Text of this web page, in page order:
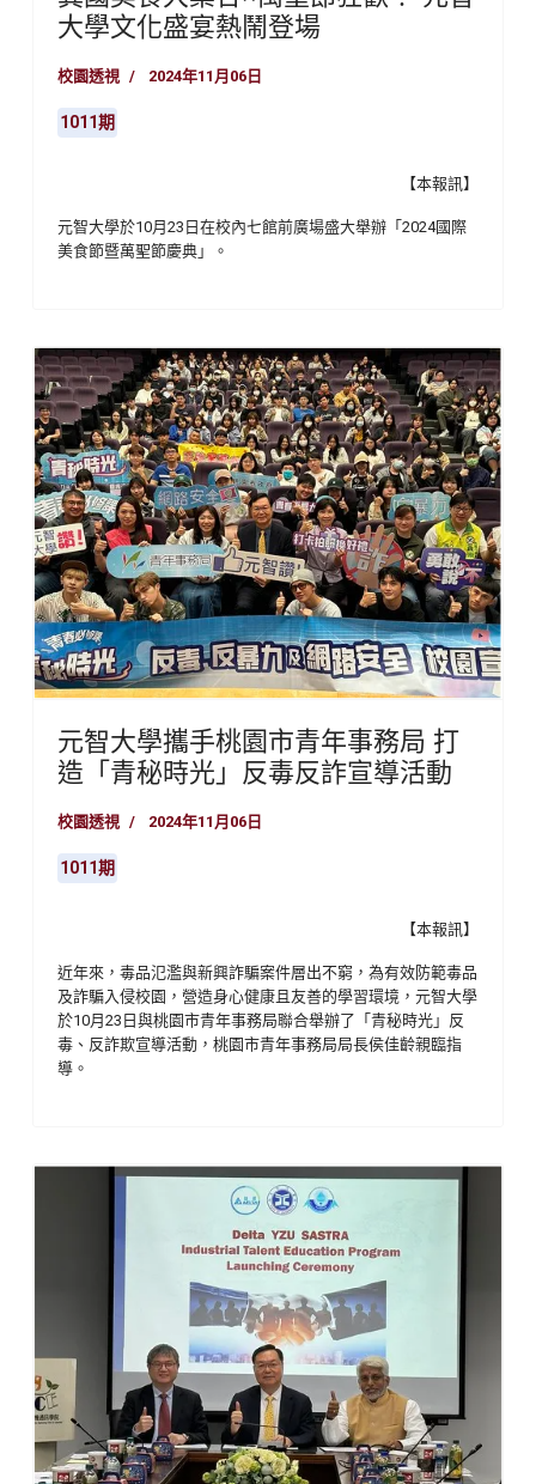
大學文化盛宴熱鬧登場
校園透視 2024年11月06日
1011期
【本報訊】
元智大學於10月23日在校內七館前廣場盛大舉辦「2024國際
美食節暨萬聖節慶典」。
元智大學攜手桃園市青年事務局 打
造「青秘時光」反毒反詐宣導活動
校園透視 2024年11月06日
1011期
【本報訊】
近年來，毒品氾濫與新興詐騙案件層出不窮，為有效防範毒品
及詐騙入侵校園，營造身心健康且友善的學習環境，元智大學
於10月23日與桃園市青年事務局聯合舉辦了「青秘時光」反
毒、反詐欺宣導活動，桃園市青年事務局局長侯佳齡親臨指
導。